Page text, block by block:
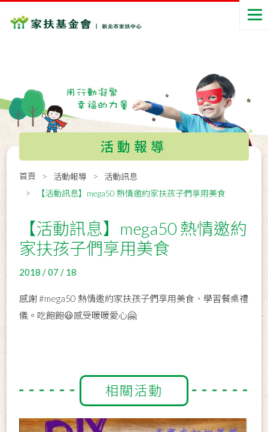
活動報導
首頁 活動報導
活動訊息
【活動訊息】mega50 熱情邀約家扶孩子們享用美食
【活動訊息】mega50 熱情邀約
家扶孩子們享用美食
2018 / 07 / 18
感謝#mega50 熱情邀約家扶孩子們享用美食、學習餐桌禮
儀。吃飽飽😃感受暖暖愛心🤗
相關活動